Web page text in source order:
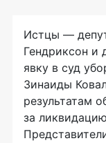
Истцы —
Гендриксон и
явку в суд
Зинаиды
результатам
за